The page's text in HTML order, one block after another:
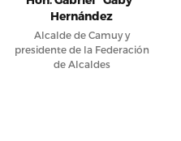
Hernández
Alcalde de Camuy y
presidente de la Federación
de Alcaldes